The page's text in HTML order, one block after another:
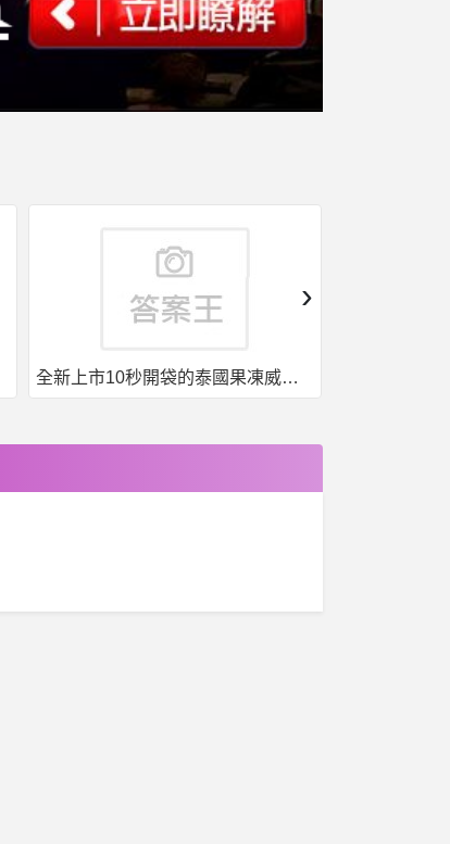
全新上市10秒開袋的泰國果凍威而鋼強勢來襲
›